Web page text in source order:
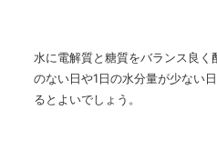
水に電解質と糖質をバランス良
のない日や1日の水分量が少ない
るとよいでしょう。